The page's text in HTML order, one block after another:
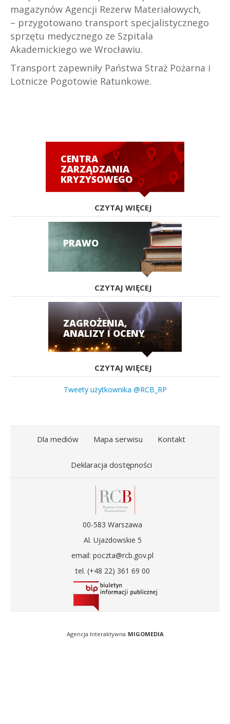
magazynów Agencji Rezerw Materiałowych,
– przygotowano transport specjalistycznego
sprzętu medycznego ze Szpitala
Akademickiego we Wrocławiu.
Transport zapewniły Państwa Straż Pożarna i
Lotnicze Pogotowie Ratunkowe.
CENTRA
ZARZĄDZANIA
KRYZYSOWEGO
CZYTAJ WIĘCEJ
PRAWO
CZYTAJ WIĘCEJ
ZAGROŻENIA,
ANALIZY I OCENY
CZYTAJ WIĘCEJ
Tweety użytkownika @RCB_RP
Dla mediów Mapa serwisu Kontakt
Deklaracja dostępności
00-583 Warszawa
Al. Ujazdowskie 5
email: poczta@rcb.gov.pl
tel. (+48 22) 361 69 00
Agencja Interaktywna MIGOMEDIA